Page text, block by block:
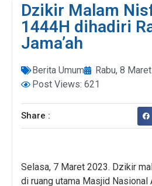
Dzikir Malam
1444H dihadiri
Jama’ah
Berita Umum Rabu, 8
Post Views: 621
Share :
Selasa, 7 Maret 2023. Dzikir
di ruang utama Masjid Nasional